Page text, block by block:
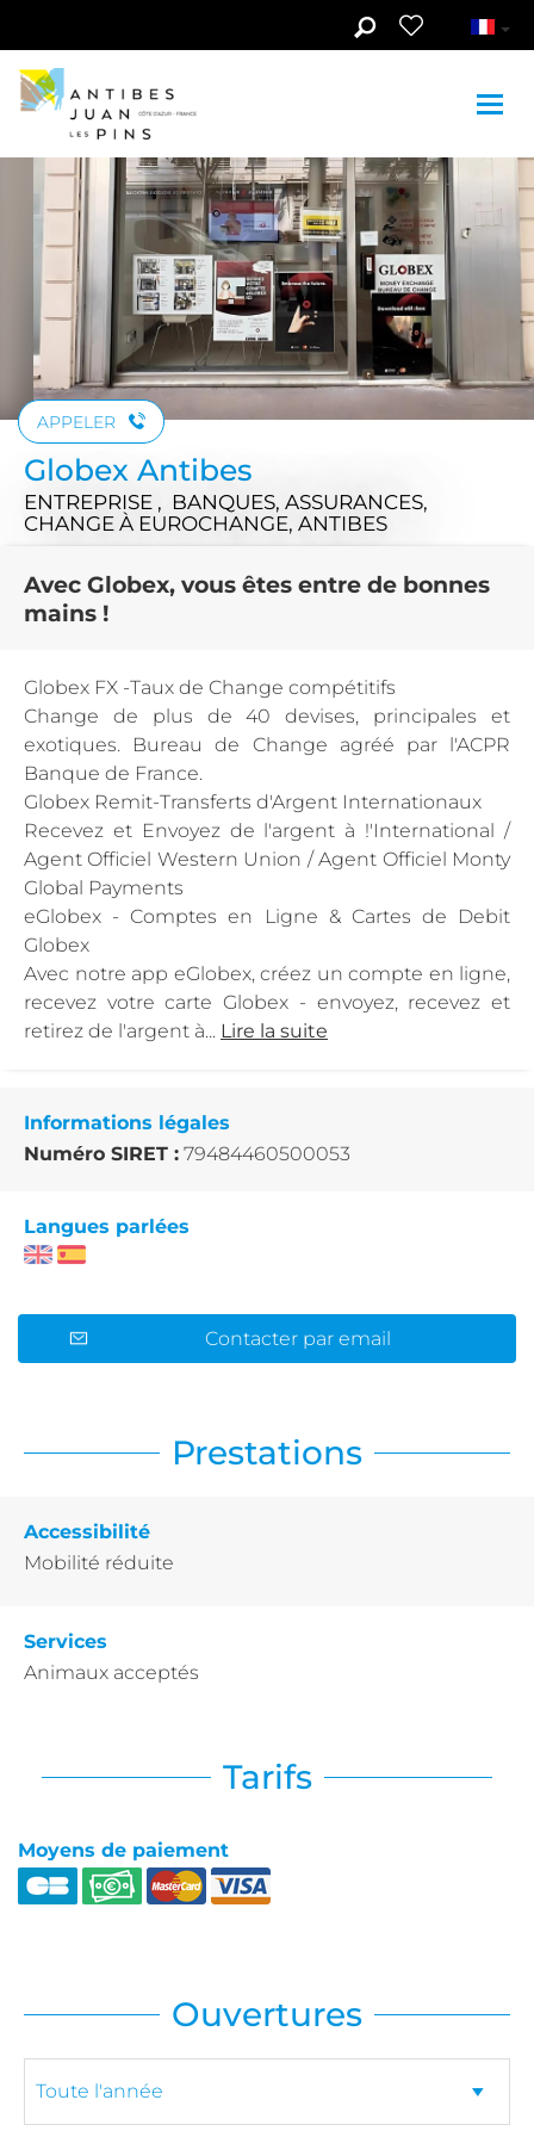
APPELER
Globex Antibes
ENTREPRISE , BANQUES, ASSURANCES,
CHANGE À EUROCHANGE, ANTIBES
Avec Globex, vous êtes entre de bonnes
mains !
Globex FX -Taux de Change compétitifs
Change de plus de 40 devises, principales et
exotiques. Bureau de Change agréé par l'ACPR
Banque de France.
Globex Remit-Transferts d'Argent Internationaux
Recevez et Envoyez de l'argent à !'International /
Agent Officiel Western Union / Agent Officiel Monty
Global Payments
eGlobex - Comptes en Ligne & Cartes de Debit
Globex
Avec notre app eGlobex, créez un compte en ligne,
recevez votre carte Globex - envoyez, recevez et
retirez de l'argent à... Lire la suite
Informations légales
Numéro SIRET : 79484460500053
Langues parlées
Contacter par email
Prestations
Accessibilité
Mobilité réduite
Services
Animaux acceptés
Tarifs
Moyens de paiement
Ouvertures